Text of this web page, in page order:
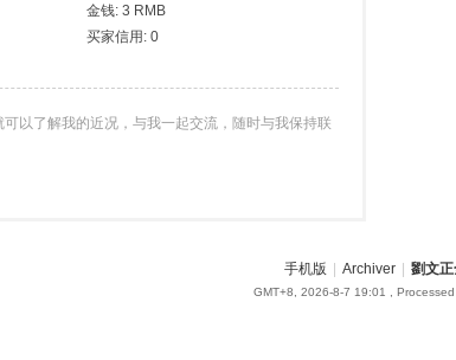
金钱: 3 RMB
买家信用: 0
以了解我的近况，与我一起交流，随时与我保持联
手机版 Archiver 劉文
GMT+8, 2026-8-7 19:01 ,